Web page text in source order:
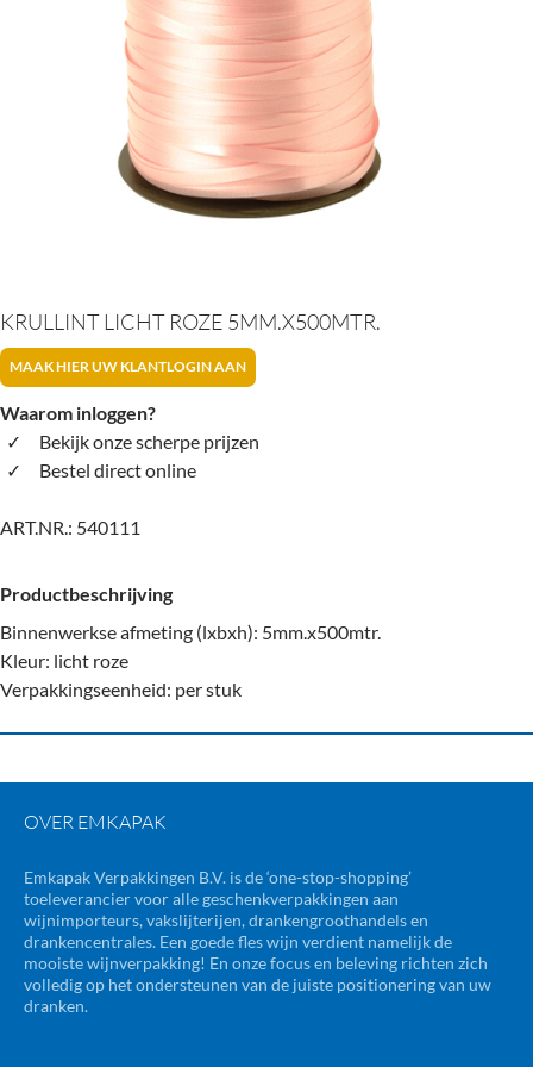
KRULLINT LICHT ROZE 5MM.X500MTR.
MAAK HIER UW KLANTLOGIN AAN
Waarom inloggen?
Bekijk onze scherpe prijzen
Bestel direct online
ART.NR.: 540111
Productbeschrijving
Binnenwerkse afmeting (lxbxh): 5mm.x500mtr.
Kleur: licht roze
Verpakkingseenheid: per stuk
OVER EMKAPAK
Emkapak Verpakkingen B.V. is de ‘one-stop-shopping’
toeleverancier voor alle geschenkverpakkingen aan
wijnimporteurs, vakslijterijen, drankengroothandels en
drankencentrales. Een goede fles wijn verdient namelijk de
mooiste wijnverpakking! En onze focus en beleving richten zich
volledig op het ondersteunen van de juiste positionering van uw
dranken.